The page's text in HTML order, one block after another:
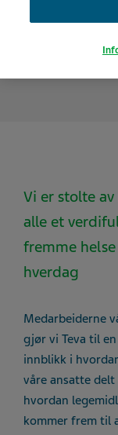
Vi er stolte
alle et
fremme
hverdag
Medarbeiderne
gjør vi Teva til
innblikk i
våre ansatte
hvordan
kommer frem til